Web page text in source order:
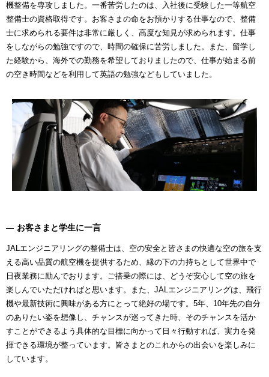
機整備を専攻しました。一番苦労したのは、入社後に受験した一等航空
整備士の資格取得です。お客さまの命をお預かりする仕事なので、整備
士に求められる要件は非常に厳しく、高度な知見が求められます。仕事
をしながらの勉強ですので、時間の確保に苦労しました。また、留学し
た経験から、海外での勤務を希望しておりましたので、仕事が始まる前
の空き時間などを利用して英語の勉強などもしていました。
お客さまと学生に一言
JALエンジニアリングの整備士は、空の安全と皆さまの快適な空の旅を支
える高い品質の航空機を提供するため、縁の下の力持ちとして世界中で
日夜業務に励んでおります。ご搭乗の際には、どうぞ安心して空の旅を
楽しんでいただければと思います。また、JALエンジニアリングは、飛行
機や最新技術に興味がある方にとって絶好の場です。5年、10年先の自分
のありたい姿を想像し、チャンスが巡ってきた時、そのチャンスを活か
すことができるよう具体的な目標に向かって日々行動すれば、実力を発
揮できる環境が整っています。皆さまとのこれからの出会いを楽しみに
しています。